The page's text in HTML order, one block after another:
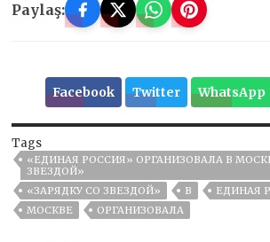
Paylaş:
Facebook Twitter WhatsApp
Tags
«ЕДИНАЯ РОССИЯ» ОРГАНИЗОВАЛА В
ЗВЕЗДОЙ»
«ЗАРЯДКУ СО ЗВЕЗДОЙ»
В
ЕДИНАЯ
МОСКВЕ
ОРГАНИЗОВАЛА